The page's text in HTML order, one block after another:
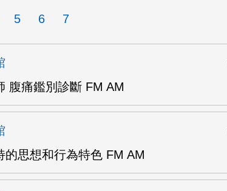
5 6 7
腹痛鑑別診斷 FM AM
的思想和行為特色 FM AM